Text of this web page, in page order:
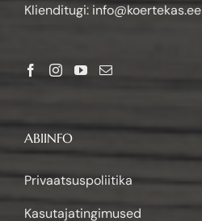
Klienditugi: info@koertekas.ee
ABIINFO
Privaatsuspoliitika
Kasutajatingimused